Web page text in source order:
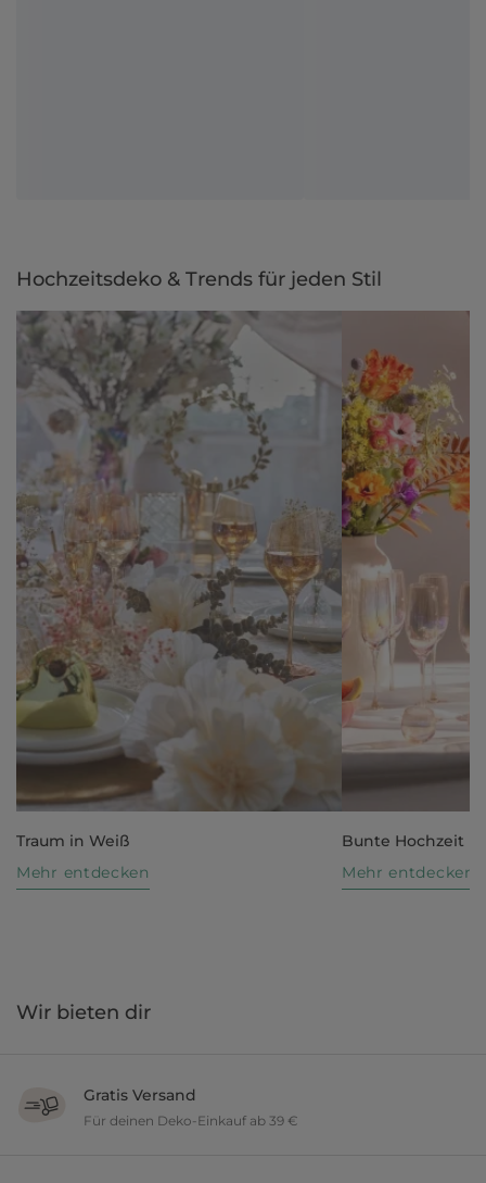
Hochzeitsdeko & Trends für jeden Stil
Traum in Weiß
Mehr entdecken
Bunte Hochzeit
Mehr entdecken
Wir bieten dir
Gratis Versand
Für deinen Deko-Einkauf ab 39 €